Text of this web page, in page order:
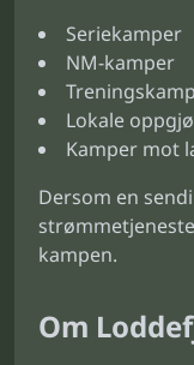
Seriekamper
NM-kamper
Lokale
Kamper mot
Dersom en
kampen.
Om